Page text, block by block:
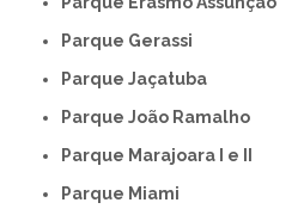
Parque Gerassi
Parque Jaçatuba
Parque João Ramalho
Parque Marajoara I e II
Parque Miami